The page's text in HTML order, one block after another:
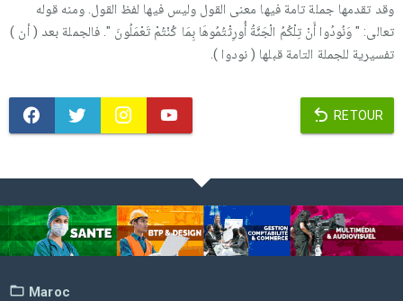
وقد تقدمها جملة تامة فيها معنى القول وليس فيها لفظ القول. ومنه قوله
تعالى: " وَنُودُوا أَنْ تِلْكُمُ الْجَنَّةُ أُورِثْتُمُوهَا بِمَا كُنْتُمْ تَعْمَلُونَ ". فالجملة بعد ( أن )
تفسيرية للجملة التامة قبلها ( نودوا ).
RETOUR
Maroc